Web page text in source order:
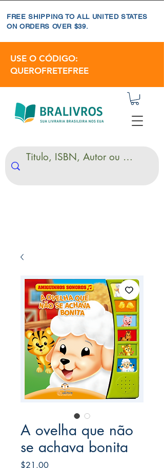
FREE SHIPPING TO ALL UNITED STATES
ON ORDERS OVER $39.
USE O CÓDIGO:
QUEROFRETEFREE
A ovelha que não
se achava bonita
$21.00Price